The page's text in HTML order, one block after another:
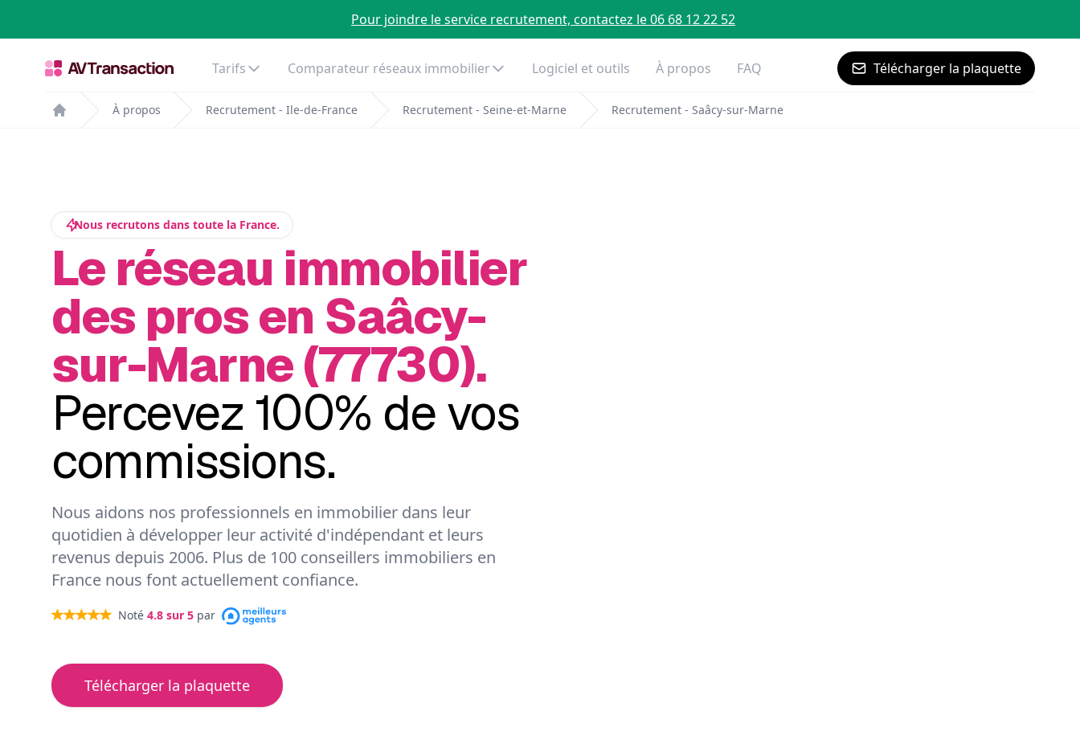
Pour joindre le service recrutement, contactez le 06 68 12 22 52
Tarifs Comparateur réseaux immobilier Logiciel et outils À propos FAQ Télécharger la plaquette
Home
À propos Recrutement - Ile-de-France Recrutement - Seine-et-Marne Recrutement - Saâcy-sur-Marne
Nous recrutons dans toute la France.
Le réseau immobilier
des pros en Saâcy-
sur-Marne (77730).
Percevez 100% de vos
commissions.
Nous aidons nos professionnels en immobilier dans leur
quotidien à développer leur activité d'indépendant et leurs
revenus depuis 2006. Plus de 100 conseillers immobiliers en
France nous font actuellement confiance.
Noté 4.8 sur 5 par
Télécharger la plaquette